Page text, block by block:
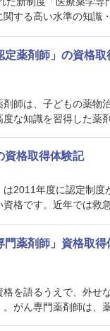
しょうか。
する高い水準の知識
を示す客観的な根拠の
件は多岐に渡り、審査
さんに対して一定の能
えます。
定薬剤師」の資格取
師は、子どもの薬物
な知識を習得した薬
状況を理解し、専門性
とその保護者に寄り添
んな小児薬物療法認定
ご紹介します。
資格取得体験記
は2011年度に認定制度
格です。近年では救
剤師を目指す病院薬剤
でしょうか。今回は
得体験記をご紹介しま
門薬剤師」資格取得
を語るうえで、外せ
。がん専門薬剤師は、